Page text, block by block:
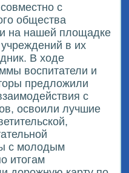
с
общества
на нашей площадке
в их
В ходе
воспитатели и
предложили
с
освоили лучшие
с молодым
итогам